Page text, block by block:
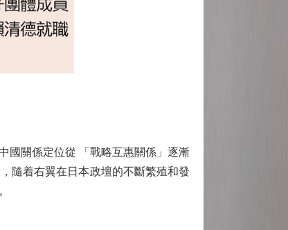
關係定位從 「戰略互惠關係」逐漸
隨着右翼在日本政壇的不斷繁殖和發